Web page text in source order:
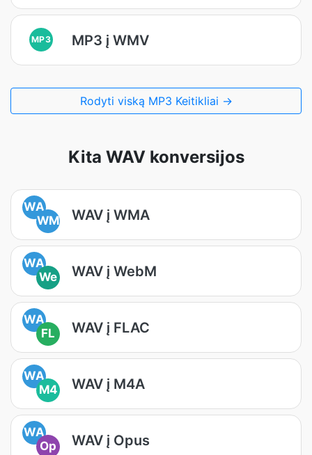
MP3 MP3 į WMV
Rodyti viską MP3 Keitikliai →
Kita WAV konversijos
WA
WM
WAV į WMA
WA
We
WAV į WebM
WA
FL
WAV į FLAC
WA
M4
WAV į M4A
WA
Op
WAV į Opus